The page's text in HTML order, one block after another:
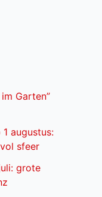
Garten”
augustus:
sfeer
grote